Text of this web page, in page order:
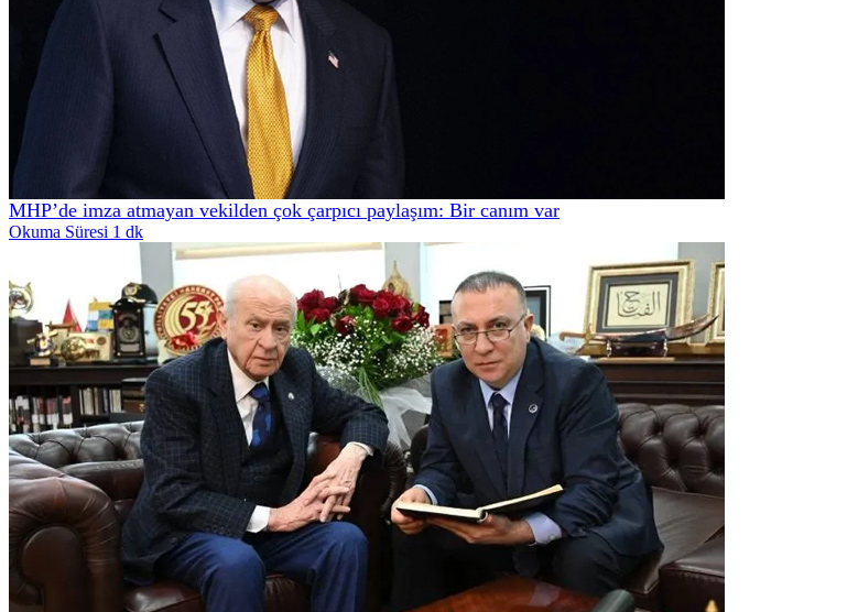
MHP’de imza atmayan vekilden çok çarpıcı paylaşım: Bir canım var
Okuma Süresi 1 dk